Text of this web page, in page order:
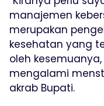
manajemen
merupakan
kesehatan yang
oleh
mengalami
akrab Bupati.